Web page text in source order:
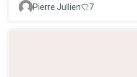
Pierre Jullien 7